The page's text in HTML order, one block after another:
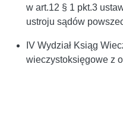
w art.12 § 1 pkt.3
ustroju sądów
IV Wydział Ksiąg
wieczystoksięgowe z